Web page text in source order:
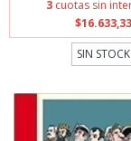
3 cuotas sin
$16.633,33
SIN STOCK